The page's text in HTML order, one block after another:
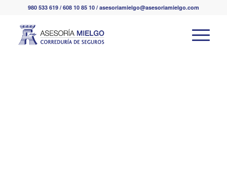
980 533 619 / 608 10 85 10 / asesoriamielgo@asesoriamielgo.com